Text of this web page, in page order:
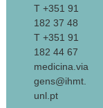
T +351 91
182 37 48
T +351 91
182 44 67
medicina.via
gens@ihmt.
unl.pt